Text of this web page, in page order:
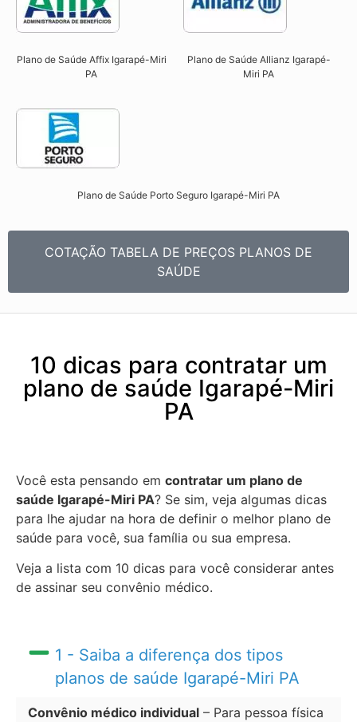
Plano de Saúde Affix Igarapé-Miri
PA​
Plano de Saúde Allianz Igarapé-
Miri PA​
Plano de Saúde Porto Seguro Igarapé-Miri PA​
COTAÇÃO TABELA DE PREÇOS PLANOS DE
SAÚDE
10 dicas para contratar um
plano de saúde Igarapé-Miri
PA
Você esta pensando em contratar um plano de
saúde Igarapé-Miri PA? Se sim, veja algumas dicas
para lhe ajudar na hora de definir o melhor plano de
saúde para você, sua família ou sua empresa.
Veja a lista com 10 dicas para você considerar antes
de assinar seu convênio médico.
1 - Saiba a diferença dos tipos
planos de saúde Igarapé-Miri PA
Convênio médico individual – Para pessoa física